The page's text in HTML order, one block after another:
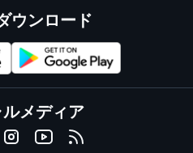
ウンロード
メディア